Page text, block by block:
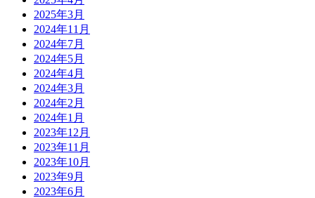
2025年3月
2024年11月
2024年7月
2024年5月
2024年4月
2024年3月
2024年2月
2024年1月
2023年12月
2023年11月
2023年10月
2023年9月
2023年6月